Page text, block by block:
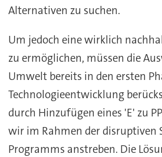
Alternativen zu suchen.
Um jedoch eine wirklich
zu ermöglichen, müssen die
Umwelt bereits in den ersten
Technologieentwicklung
durch Hinzufügen eines 'E' zu
wir im Rahmen der disruptiven
Programms anstreben. Die